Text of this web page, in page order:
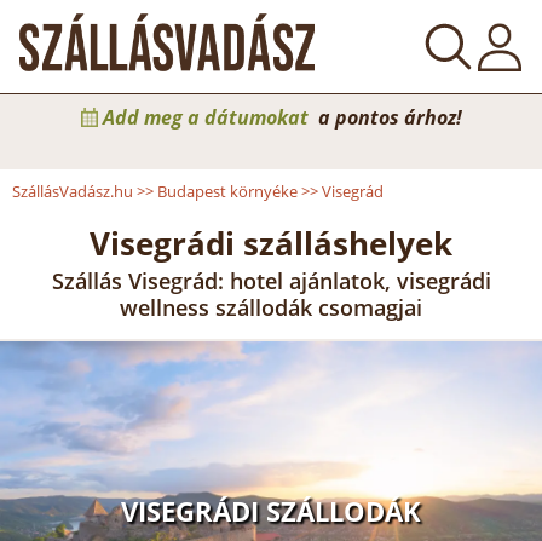
Add meg a dátumokat a pontos árhoz!
SzállásVadász.hu >> Budapest környéke>>Visegrád
Visegrádi szálláshelyek
Szállás Visegrád: hotel ajánlatok, visegrádi
wellness szállodák csomagjai
VISEGRÁDI SZÁLLODÁK